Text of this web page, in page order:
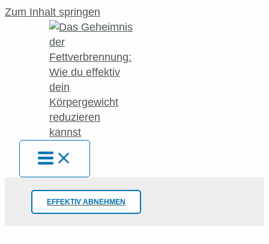
Zum Inhalt springen
EFFEKTIV ABNEHMEN